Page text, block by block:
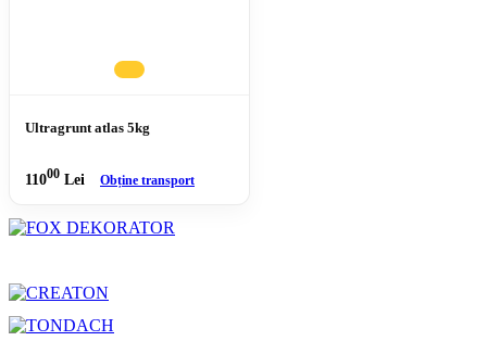
Ultragrunt atlas 5kg
11000 Lei Obține transport